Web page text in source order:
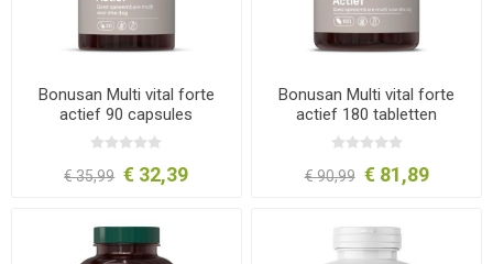
Bonusan Multi vital forte
actief 90 capsules
€ 35,99 € 32,39
Bonusan Multi vital forte
actief 180 tabletten
€ 90,99 € 81,89